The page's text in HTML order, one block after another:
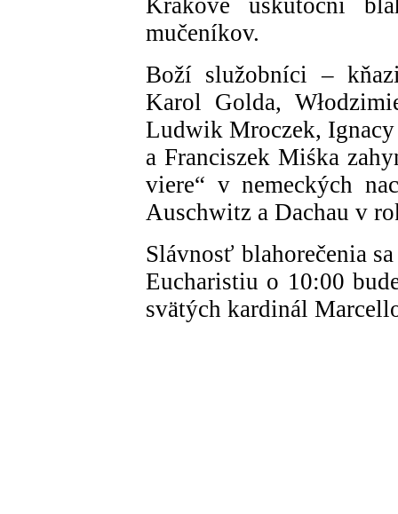
mučeníkov.
Boží služobníci –
Karol Golda,
Ludwik Mroczek,
a Franciszek Miśka
viere“ v nemeckých
Auschwitz a Dachau v
Slávnosť blahorečenia
Eucharistiu o 10:00
svätých kardinál